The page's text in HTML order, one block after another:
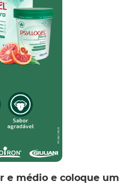
e médio e coloque um